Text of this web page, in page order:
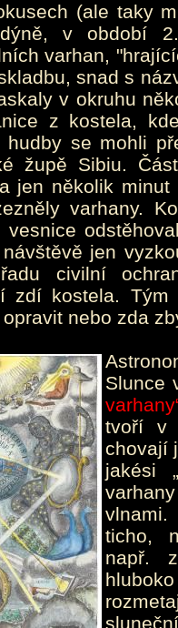
(ale taky
v období
varhan,
snad s
v okruhu
z kostela,
se mohli
župě Sibiu.
jen několik
varhany.
jen
civilní
zdí kostela. Tým
nebo zda
Slunce
tvoří v
chovají
jakési
ticho,
např.